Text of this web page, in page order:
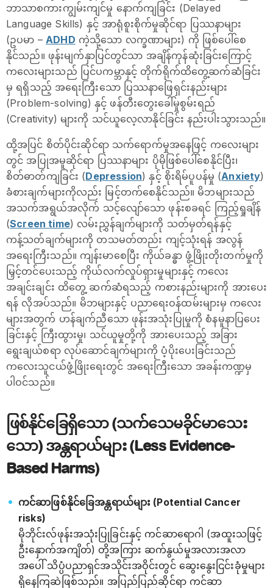
ဘာသာစကားကျွမ်းကျင်မှု နောက်ကျခြင်း (Delayed
Language Skills) နှင့် အာရုံစူးစိုက်မှုဆိုင်ရာ ပြဿနာများ
(ဥပမာ –ADHD ကဲ့သို့သော လက္ခဏာများ) ကို ဖြစ်ပေါ်စေ
နိုင်သည်။ ဖုန်းမျက်နှာပြင်တွင်သာ အချိန်ကုန်ဆုံးခြင်းကြောင့်
ကလေးများသည် ပြင်ပကမ္ဘာနှင့် တိုက်ရိုက်ထိတွေ့ဆက်ဆံခြင်း
မှ ရရှိသည့် အရေးကြီးသော ပြဿနာဖြေရှင်းနည်းများ
(Problem-solving) နှင့် ဖန်တီးတွေးခေါ်မှုစွမ်းရည်
(Creativity) များကို သင်ယူလေ့လာနိုင်ခြင်း နည်းပါးသွားသည်။
ထို့အပြင် စိတ်ပိုင်းဆိုင်ရာ သက်ရောက်မှုအနေဖြင့် ကလေးများ
တွင် အပြုအမူဆိုင်ရာ ပြဿနာများ ပိုမိုဖြစ်ပေါ်စေနိုင်ပြီး၊
စိတ်ဓာတ်ကျခြင်း (Depression) နှင့် စိုးရိမ်ပူပန်မှု (Anxiety)
ခံစားချက်များကိုလည်း မြင့်တက်စေနိုင်သည်။ မိဘများသည်
အသက်အရွယ်အလိုက် သင့်လျော်သော ဖုန်းစခရင် ကြည့်ရှုချိန်
(Screen time) လမ်းညွှန်ချက်များကို သတ်မှတ်ရန်နှင့်
ကန့်သတ်ချက်များကို တသမတ်တည်း ကျင့်သုံးရန် အလွန်
အရေးကြီးသည်။ ကျန်းမာစေပြီး ကိုယ်ခန္ဓာ ဖွံ့ဖြိုးတိုးတက်မှုကို
မြှင့်တင်ပေးသည့် ကိုယ်လက်လှုပ်ရှားမှုများနှင့် ကလေး
အချင်းချင်း ထိတွေ့ ဆက်ဆံရသည့် ကစားနည်းများကို အားပေး
ရန် လိုအပ်သည်။ မိဘများနှင့် ပညာရေးဝန်ထမ်းများမှ ကလေး
များအတွက် ဟန်ချက်ညီသော ဖုန်းအသုံးပြုမှုကို စံနမူနာပြပေး
ခြင်းနှင့် ကြီးထွားမှု၊ သင်ယူမှုတို့ကို အားပေးသည့် အခြား
ရွေးချယ်စရာ လုပ်ဆောင်ချက်များကို ပံ့ပိုးပေးခြင်းသည်
ကလေးသူငယ်ဖွံ့ဖြိုးရေးတွင် အရေးကြီးသော အခန်းကဏ္ဍမှ
ပါဝင်သည်။
ဖြစ်နိုင်ခြေရှိသော (သက်သေမခိုင်မာသေး
သော) အန္တရာယ်များ (Less Evidence-
Based Harms)
ကင်ဆာဖြစ်နိုင်ခြေအန္တရာယ်များ (Potential Cancer
risks)
မိုဘိုင်းလ်ဖုန်းအသုံးပြုခြင်းနှင့် ကင်ဆာရောဂါ (အထူးသဖြင့်
ဦးနှောက်အကျိတ်) တို့အကြား ဆက်နွယ်မှုအလားအလာ
အပေါ် သိပ္ပံပညာရှင်အသိုင်းအဝိုင်းတွင် ဆွေးနွေးငြင်းခုံမှုများ
ရှိနေကြဆဲဖြစ်သည်။ အပြည်ပြည်ဆိုင်ရာ ကင်ဆာ